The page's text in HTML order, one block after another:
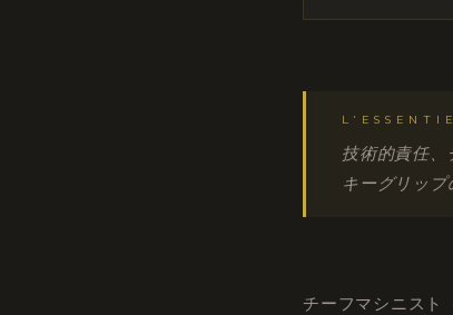
技術的責任、
キーグリップ
チーフマシニスト